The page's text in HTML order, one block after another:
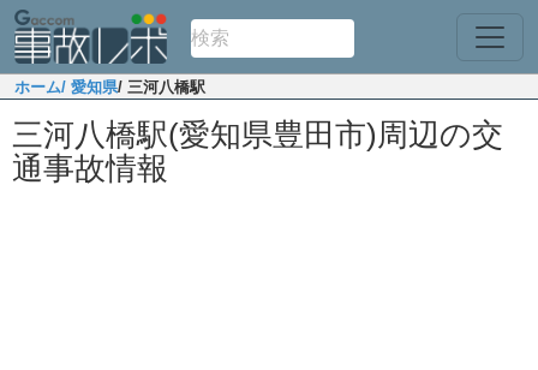
ホーム/ 愛知県/ 三河八橋駅
三河八橋駅(愛知県豊田市)周辺の交
通事故情報